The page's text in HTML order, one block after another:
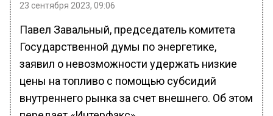
23 сентября 2023, 09:06
Павел Завальный, председатель комитета
Государственной думы по энергетике,
заявил о невозможности удержать низкие
цены на топливо с помощью субсидий
внутреннего рынка за счет внешнего. Об этом